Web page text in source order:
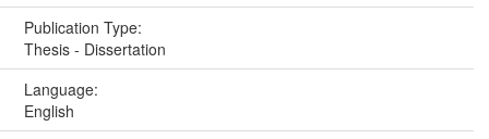
Publication Type:
Thesis - Dissertation
Language:
English